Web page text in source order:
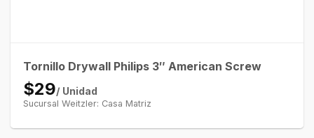
Tornillo Drywall Philips 3″ American Screw
$29/ Unidad
Sucursal Weitzler: Casa Matriz